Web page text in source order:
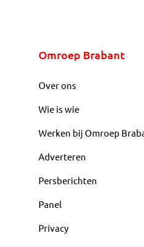
Omroep Brabant
Over ons
Wie is wie
Werken bij Omroep
Adverteren
Persberichten
Panel
Privacy